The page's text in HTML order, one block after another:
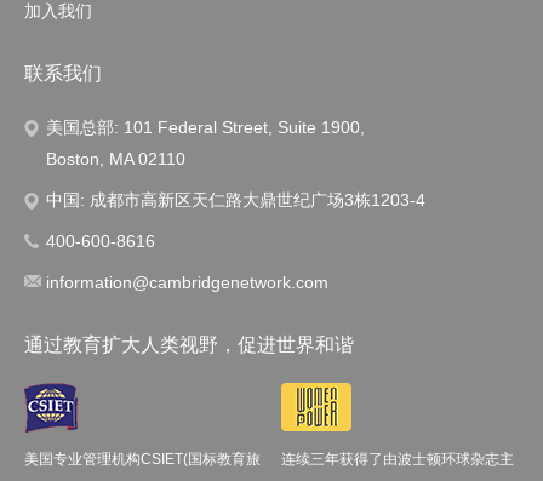
加入我们
联系我们
美国总部: 101 Federal Street, Suite 1900,
Boston, MA 02110
中国: 成都市高新区天仁路大鼎世纪广场3栋1203-4
400-600-8616
information@cambridgenetwork.com
通过教育扩大人类视野，促进世界和谐
美国专业管理机构CSIET(国标教育旅
连续三年获得了由波士顿环球杂志主